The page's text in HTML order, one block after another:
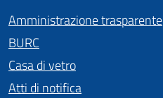
Amministrazione trasparente
BURC
Casa di vetro
Atti di notifica